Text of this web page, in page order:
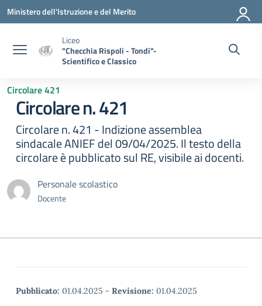
Vai ai contenuti
Vai al menu di navigazione
Vai al footer
Ministero dell'Istruzione e del Merito
Liceo
"Checchia Rispoli - Tondi"-
Scientifico e Classico
Circolare 421
Circolare n. 421
Circolare n. 421 - Indizione assemblea
sindacale ANIEF del 09/04/2025. Il testo della
circolare è pubblicato sul RE, visibile ai docenti.
Personale scolastico
Docente
Pubblicato: 01.04.2025 - Revisione: 01.04.2025